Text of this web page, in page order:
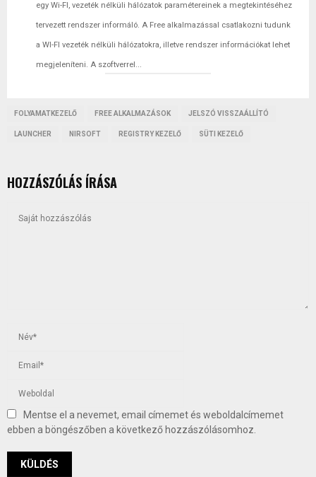
egy Wi-FI, vezeték nélküli hálózatok paramétereinek a megtekintéséhez
tervezett rendszer informáló. A Free alkalmazással csatlakozni tudunk
a WI-FI vezeték nélküli hálózatokra, illetve rendszer információkat lehet
megjeleníteni. A szoftverrel...
FOLYAMATKEZELŐ FREE ALKALMAZÁSOK JELSZÓ VISSZAÁLLÍTÓ
LAUNCHER NIRSOFT REGISTRY KEZELŐ SÜTI KEZELŐ
HOZZÁSZÓLÁS ÍRÁSA
Mentse el a nevemet, email címemet és weboldalcímemet
ebben a böngészőben a következő hozzászólásomhoz.